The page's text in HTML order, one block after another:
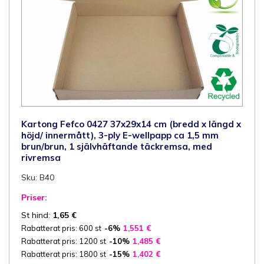
Kartong Fefco 0427 37x29x14 cm (bredd x längd x
höjd/ innermått), 3-ply E-wellpapp ca 1,5 mm
brun/brun, 1 självhäftande täckremsa, med
rivremsa
Sku: B40
Priser:
St hind: 1,65 €
Rabatterat pris: 600 st -6% 1,551 €
Rabatterat pris: 1200 st -10% 1,485 €
Rabatterat pris: 1800 st -15% 1,402 €